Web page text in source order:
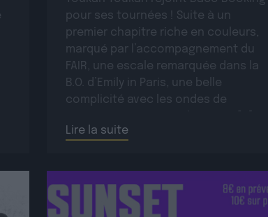
pour ses tournées ! Suite à un
premier chapitre riche en couleurs,
marqué par l’accompagnement du
FAIR, une escale remarquée dans la
B.O. d’Emily in Paris, une belle
complicité avec les ondes de
Lire la suite